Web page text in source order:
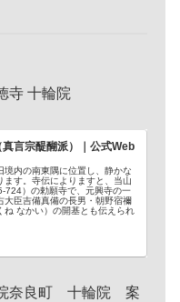
十輪院
言宗醍醐派）｜公式Web
境内の南東隅に位置し、静かな
ます。寺伝によりますと、当山
724）の勅願寺で、元興寺の一
大臣吉備真備の長男・朝野宿禰
ね なかい）の開基とも伝えられ
奈良町 十輪院 案